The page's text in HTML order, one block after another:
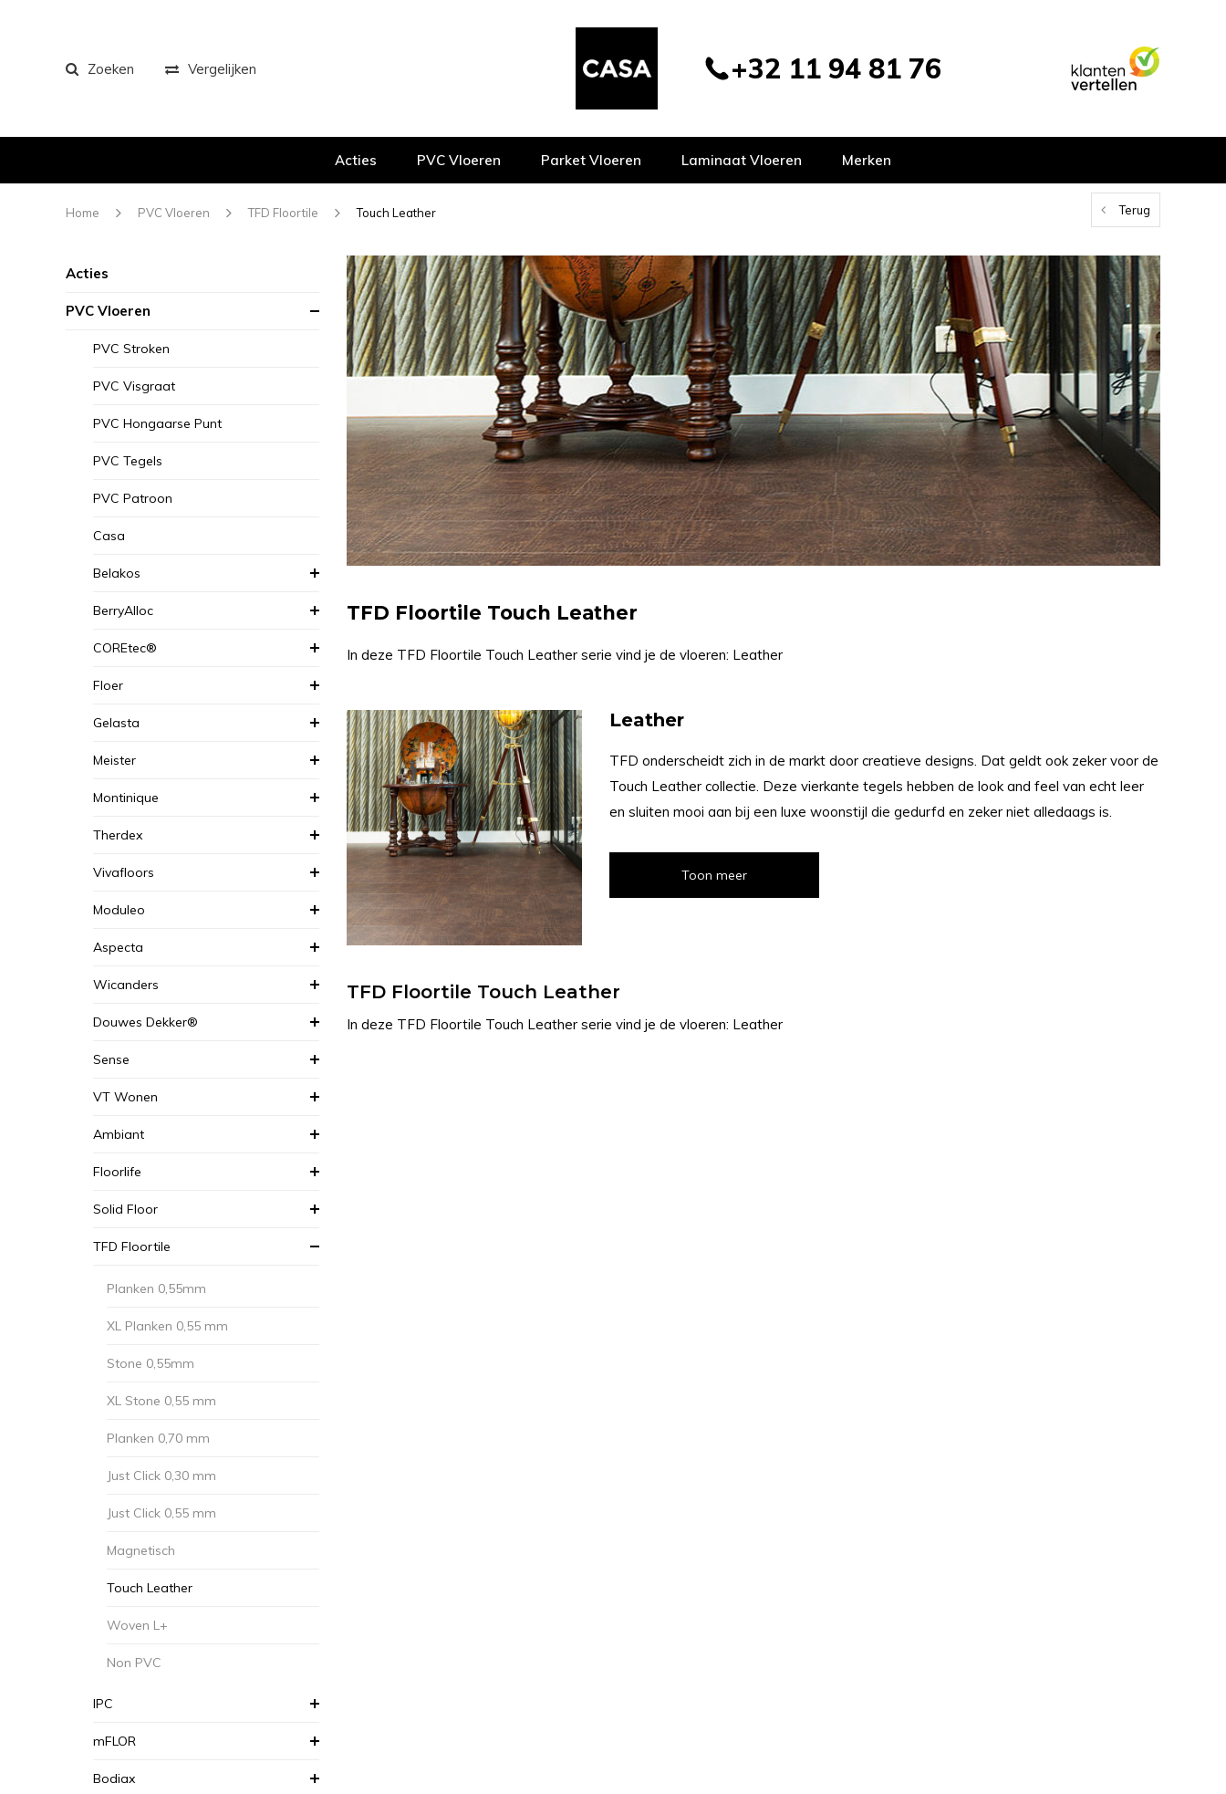
Zoeken Vergelijken +32 11 94 81 76
Acties PVC Vloeren Parket Vloeren Laminaat Vloeren Merken
Home PVC Vloeren TFD Floortile Touch Leather Terug
Acties
PVC Vloeren
PVC Stroken
PVC Visgraat
PVC Hongaarse Punt
PVC Tegels
PVC Patroon
Casa
Belakos
BerryAlloc
COREtec®
Floer
Gelasta
Meister
Montinique
Therdex
Vivafloors
Moduleo
Aspecta
Wicanders
Douwes Dekker®
Sense
VT Wonen
Ambiant
Floorlife
Solid Floor
TFD Floortile
Planken 0,55mm
XL Planken 0,55 mm
Stone 0,55mm
XL Stone 0,55 mm
Planken 0,70 mm
Just Click 0,30 mm
Just Click 0,55 mm
Magnetisch
Touch Leather
Woven L+
Non PVC
IPC
mFLOR
Bodiax
TFD Floortile Touch Leather
In deze TFD Floortile Touch Leather serie vind je de vloeren: Leather
Leather
TFD onderscheidt zich in de markt door creatieve designs. Dat geldt ook zeker voor de
Touch Leather collectie. Deze vierkante tegels hebben de look and feel van echt leer
en sluiten mooi aan bij een luxe woonstijl die gedurfd en zeker niet alledaags is.
Toon meer
TFD Floortile Touch Leather
In deze TFD Floortile Touch Leather serie vind je de vloeren: Leather